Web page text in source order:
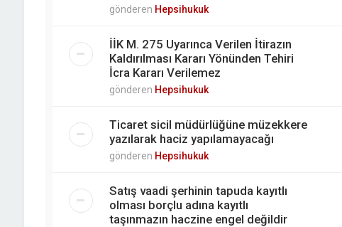
gönderen Hepsihukuk
İİK M. 275 Uyarınca Verilen İtirazın
Kaldırılması Kararı Yönünden Tehiri
İcra Kararı Verilemez
gönderen Hepsihukuk
Ticaret sicil müdürlüğüne müzekkere
yazılarak haciz yapılamayacağı
gönderen Hepsihukuk
Satış vaadi şerhinin tapuda kayıtlı
olması borçlu adına kayıtlı
taşınmazın haczine engel değildir